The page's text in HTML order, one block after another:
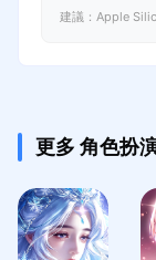
建議：Apple
更多 角色扮